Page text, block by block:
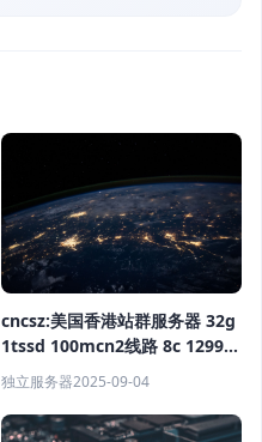
cncsz:美国香港站群服务器 32g
1tssd 100mcn2线路 8c 1299/
月首月 续费同价
独立服务器2025-09-04